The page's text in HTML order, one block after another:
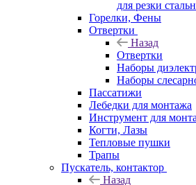
для резки
Горелки, Фены
Отвертки
Назад
Отвертки
Наборы
Наборы
Пассатижи
Лебедки для монтажа
Инструмент для
Когти, Лазы
Тепловые пушки
Трапы
Пускатель, контактор
Назад